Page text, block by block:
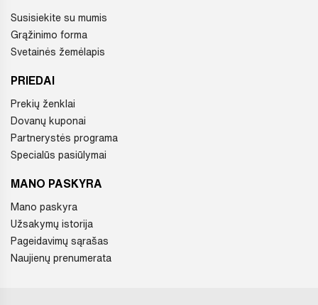
Susisiekite su mumis
Grąžinimo forma
Svetainės žemėlapis
PRIEDAI
Prekių ženklai
Dovanų kuponai
Partnerystės programa
Specialūs pasiūlymai
MANO PASKYRA
Mano paskyra
Užsakymų istorija
Pageidavimų sąrašas
Naujienų prenumerata